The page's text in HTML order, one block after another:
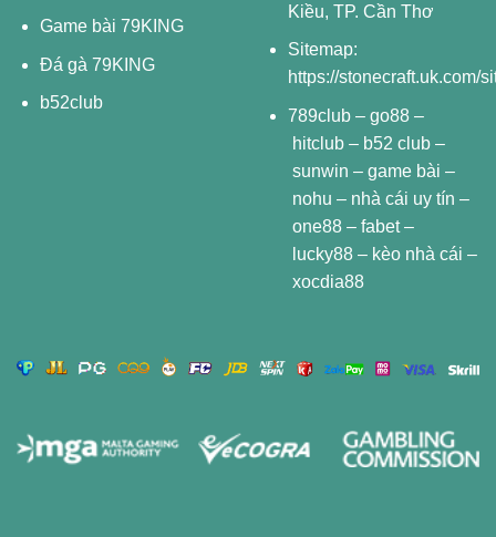
Game bài 79KING
Đá gà 79KING
b52club
Kiều, TP. Cần Thơ
Sitemap:
https://stonecraft.uk.com/
789club– go88–
hitclub– b52 club–
sunwin – game bài –
nohu – nhà cái uy tín –
one88– fabet–
lucky88– kèo nhà cái –
xocdia88